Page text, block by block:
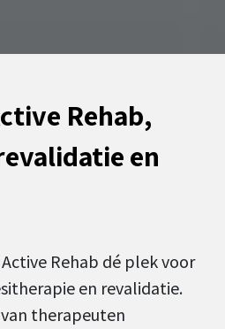
Rehab,
en
Rehab dé plek voor
en revalidatie.
therapeuten